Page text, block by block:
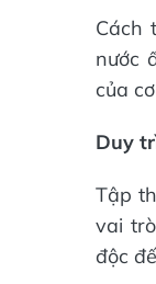
Cách
nước
của
Duy
Tập
vai
độc